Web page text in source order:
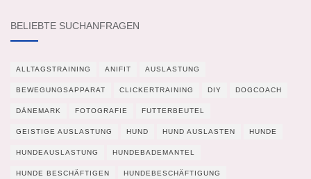
BELIEBTE SUCHANFRAGEN
ALLTAGSTRAINING ANIFIT AUSLASTUNG
BEWEGUNGSAPPARAT CLICKERTRAINING DIY DOGCOACH
DÄNEMARK FOTOGRAFIE FUTTERBEUTEL
GEISTIGE AUSLASTUNG HUND HUND AUSLASTEN HUNDE
HUNDEAUSLASTUNG HUNDEBADEMANTEL
HUNDE BESCHÄFTIGEN HUNDEBESCHÄFTIGUNG